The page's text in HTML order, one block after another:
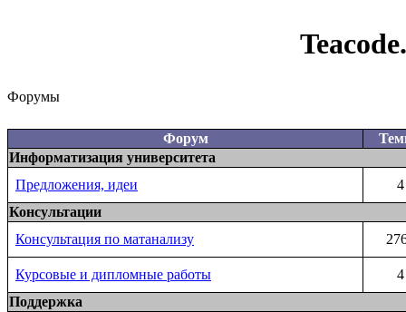
Форумы
Форум
Информатизация университета
Предложения, идеи
4
Консультации
Консультация по матанализу
Курсовые и дипломные работы
4
Поддержка